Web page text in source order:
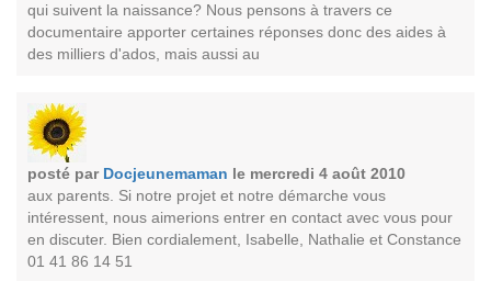
qui suivent la naissance? Nous pensons à travers ce
documentaire apporter certaines réponses donc des aides à
des milliers d'ados, mais aussi au
posté par Docjeunemaman le mercredi 4 août 2010
aux parents. Si notre projet et notre démarche vous
intéressent, nous aimerions entrer en contact avec vous pour
en discuter. Bien cordialement, Isabelle, Nathalie et Constance
01 41 86 14 51